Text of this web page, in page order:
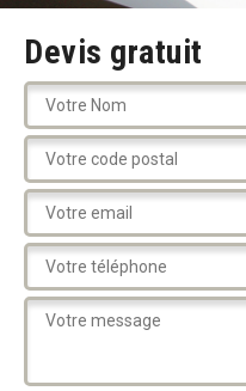
Devis gratuit